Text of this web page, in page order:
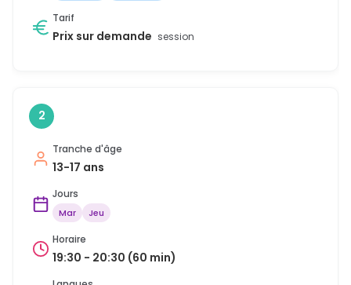
Tarif
Prix sur demande session
2
Tranche d'âge
13-17 ans
Jours
Mar Jeu
Horaire
19:30 - 20:30 (60 min)